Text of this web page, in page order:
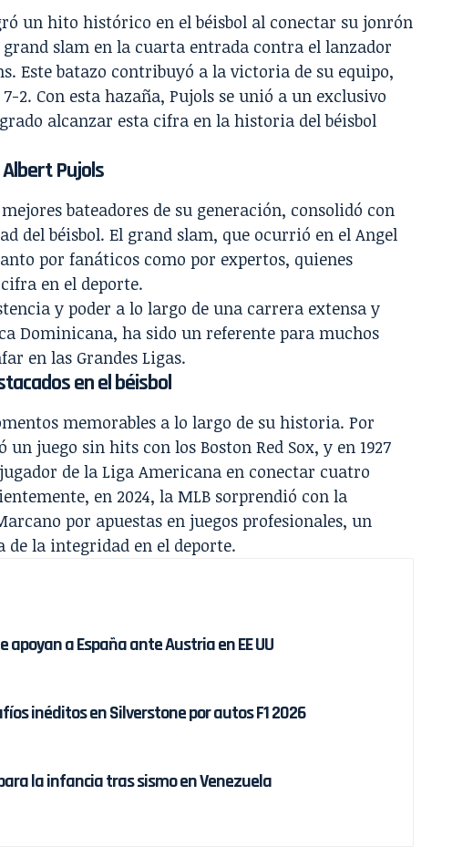
un hito histórico en el béisbol al conectar su jonrón
grand slam en la cuarta entrada contra el lanzador
Este batazo contribuyó a la victoria de su equipo,
2. Con esta hazaña, Pujols se unió a un exclusivo
alcanzar esta cifra en la historia del béisbol
Pujols
bateadores de su generación, consolidó con
del béisbol. El grand slam, que ocurrió en el Angel
por fanáticos como por expertos, quienes
en el deporte.
y poder a lo largo de una carrera extensa y
Dominicana, ha sido un referente para muchos
en las Grandes Ligas.
en el béisbol
memorables a lo largo de su historia. Por
un juego sin hits con los Boston Red Sox, y en 1927
de la Liga Americana en conectar cuatro
en 2024, la MLB sorprendió con la
por apuestas en juegos profesionales, un
la integridad en el deporte.
apoyan a España ante Austria en EE UU
inéditos en Silverstone por autos F1 2026
la infancia tras sismo en Venezuela